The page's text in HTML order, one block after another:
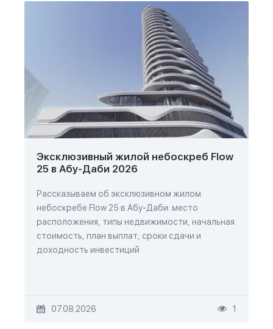
Эксклюзивный жилой небоскреб Flow
25 в Абу-Даби 2026
Рассказываем об эксклюзивном жилом
небоскребе Flow 25 в Абу-Даби: место
расположения, типы недвижимости, начальная
стоимость, план выплат, сроки сдачи и
доходность инвестиций
07.08.2026 1